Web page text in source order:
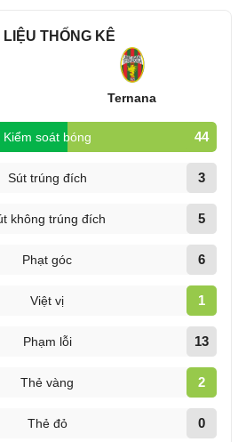
LIỆU THỐNG KÊ
Ternana
Kiểm soát bóng 44
Sút trúng đích 3
không trúng đích 5
Phạt góc 6
Việt vị 1
Phạm lỗi 13
Thẻ vàng 2
Thẻ đỏ 0